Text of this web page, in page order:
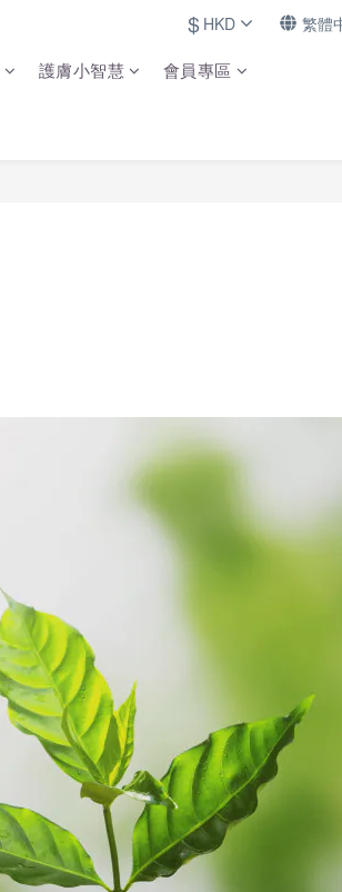
$ HKD 繁體
護膚小智慧
會員專區